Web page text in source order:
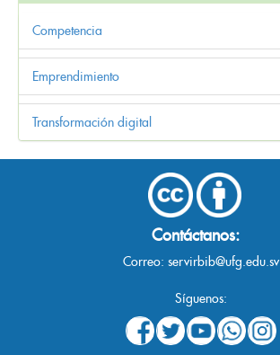
Competencia
Emprendimiento
Transformación digital
Contáctanos:
Correo: servirbib@ufg.edu.sv
Síguenos: